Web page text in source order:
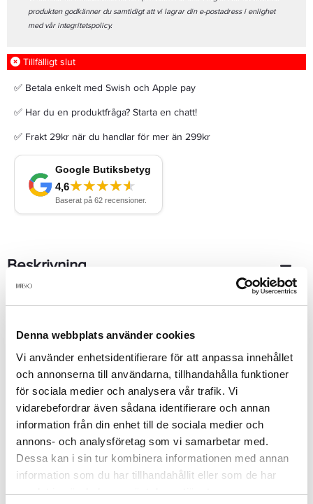
Denna webbplats använder cookies
Vi använder enhetsidentifierare för att anpassa innehållet
och annonserna till användarna, tillhandahålla funktioner
för sociala medier och analysera vår trafik. Vi
vidarebefordrar även sådana identifierare och annan
information från din enhet till de sociala medier och
annons- och analysföretag som vi samarbetar med.
Dessa kan i sin tur kombinera informationen med annan
information som du har tillhandahållit eller som de har
samlat in när du har använt deras tjänster.
produkten godkänner du samtidigt att vi lagrar din e-postadress i enlighet
med vår integritetspolicy.
Tillfälligt slut
✅ Betala enkelt med Swish och Apple pay
✅ Har du en produktfråga? Starta en chatt!
✅ Frakt 29kr när du handlar för mer än 299kr
Beskrivning
Ardell Fashion Lashes 101 Demi Black är lätt att applicera och
Återanvändbara.
Produktdetaljer
Recensioner